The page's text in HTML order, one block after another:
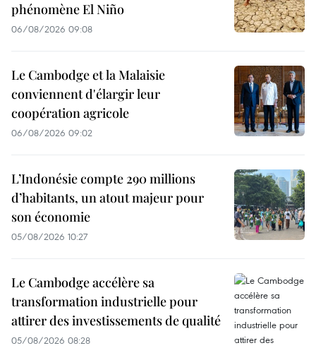
phénomène El Niño
06/08/2026 09:08
Le Cambodge et la Malaisie
conviennent d'élargir leur
coopération agricole
06/08/2026 09:02
L’Indonésie compte 290 millions
d’habitants, un atout majeur pour
son économie
05/08/2026 10:27
Le Cambodge accélère sa
transformation industrielle pour
attirer des investissements de qualité
05/08/2026 08:28